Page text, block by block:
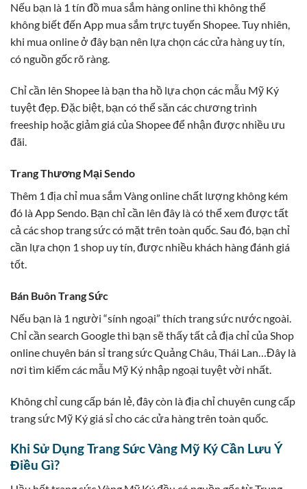
Nếu bạn là 1 tín đồ mua sắm hàng online thì không thể
không biết đến App mua sắm trực tuyến Shopee. Tuy nhiên,
khi mua online ở đây bạn nên lựa chọn các cửa hàng uy tín,
có nguồn gốc rõ ràng.
Chỉ cần lên Shopee là bạn tha hồ lựa chọn các mẫu Mỹ Ký
tuyệt đẹp. Đặc biệt, bạn có thể săn các chương trình
freeship hoặc giảm giá của Shopee để nhận được nhiều ưu
đãi.
Trang Thương Mại Sendo
Thêm 1 địa chỉ mua sắm Vàng online chất lượng không kém
đó là App Sendo. Bạn chỉ cần lên đây là có thể xem được tất
cả các shop trang sức có mặt trên toàn quốc. Sau đó, bạn chỉ
cần lựa chọn 1 shop uy tín, được nhiều khách hàng đánh giá
tốt.
Bán Buôn Trang Sức
Nếu bạn là 1 người “sính ngoại” thích trang sức nước ngoài.
Chỉ cần search Google thì bạn sẽ thấy tất cả địa chỉ của Shop
online chuyên bán sỉ trang sức Quảng Châu, Thái Lan…Đây là
nơi tìm kiếm các mẫu Mỹ Ký nhập ngoại tuyệt vời nhất.
Không chỉ cung cấp bán lẻ, đây còn là địa chỉ chuyên cung cấp
trang sức Mỹ Ký giá sỉ cho các cửa hàng trên toàn quốc.
Khi Sử Dụng Trang Sức Vàng Mỹ Ký Cần Lưu Ý
Điều Gì?